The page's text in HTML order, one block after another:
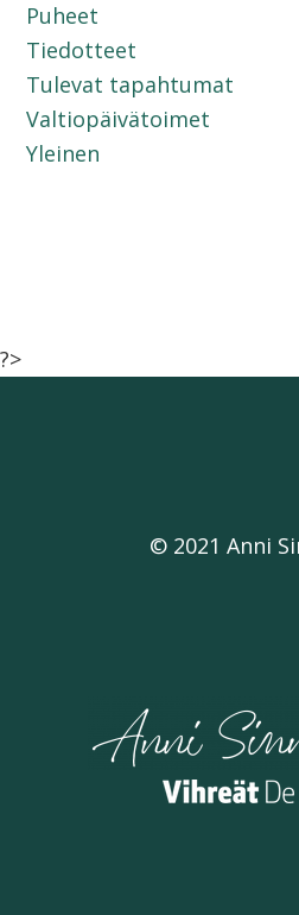
Puheet
Tiedotteet
Tulevat tapahtumat
Valtiopäivätoimet
Yleinen
?>
© 2021 Anni